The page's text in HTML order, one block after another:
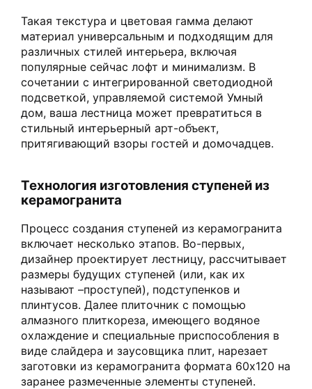
Такая текстура и цветовая гамма делают
материал универсальным и подходящим для
различных стилей интерьера, включая
популярные сейчас лофт и минимализм. В
сочетании с интегрированной светодиодной
подсветкой, управляемой системой Умный
дом, ваша лестница может превратиться в
стильный интерьерный арт-объект,
притягивающий взоры гостей и домочадцев.
Технология изготовления ступеней из
керамогранита
Процесс создания ступеней из керамогранита
включает несколько этапов. Во-первых,
дизайнер проектирует лестницу, рассчитывает
размеры будущих ступеней (или, как их
называют –проступей), подступенков и
плинтусов. Далее плиточник с помощью
алмазного плиткореза, имеющего водяное
охлаждение и специальные приспособления в
виде слайдера и заусовщика плит, нарезает
заготовки из керамогранита формата 60х120 на
заранее размеченные элементы ступеней.